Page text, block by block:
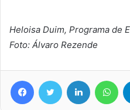
Heloisa Duim, Programa de
Foto: Álvaro Rezende
FacebookTwitter Linkedin